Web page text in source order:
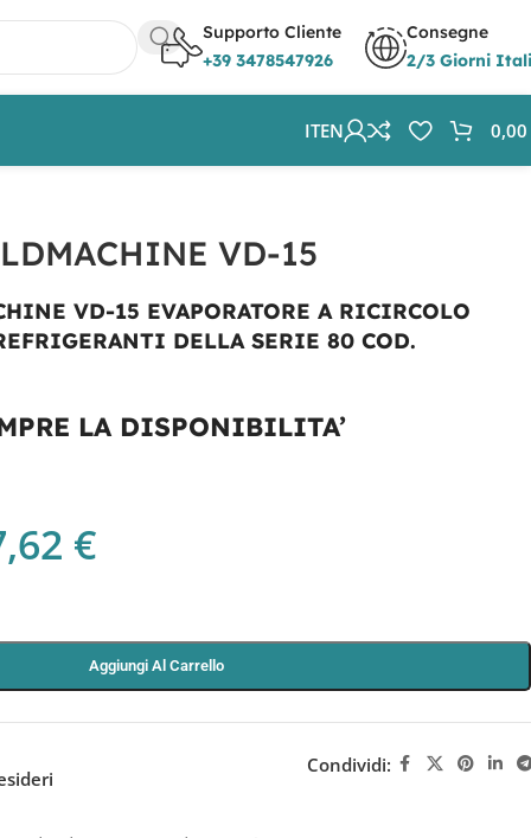
Supporto Cliente
+39 3478547926
Consegne
2/3 Giorni
ITEN
0,00
VD-15
VD-15 EVAPORATORE A RICIRCOLO
DELLA SERIE 80 COD.
LA DISPONIBILITA’
€
Aggiungi Al Carrello
Condividi: